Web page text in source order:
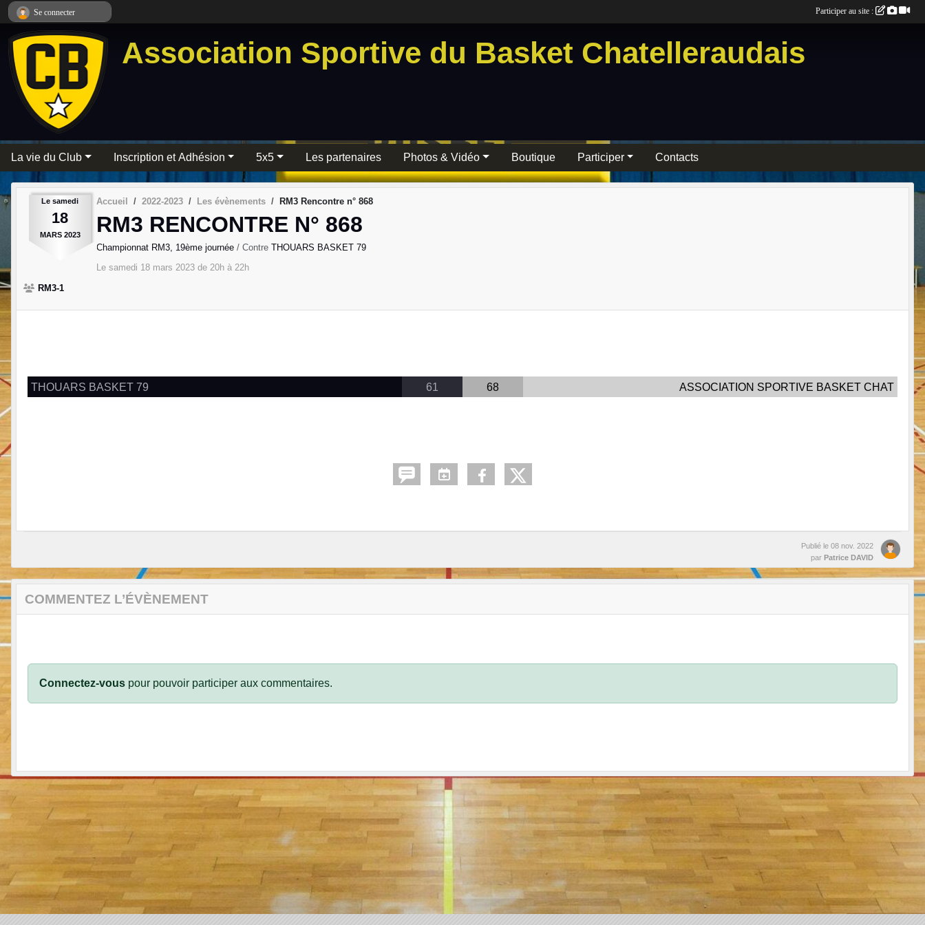
Association Sportive du Basket Chatelleraudais
La vie du Club Inscription et Adhésion 5x5 Les partenaires Photos & Vidéo Boutique Participer Contacts
Le samedi
18
MARS 2023
Accueil 2022-2023 Les évènements RM3 Rencontre n° 868
RM3 RENCONTRE N° 868
Championnat RM3, 19ème journée / Contre THOUARS BASKET 79
Le samedi 18 mars 2023 de 20h à 22h
RM3-1
THOUARS BASKET 79 61 68 ASSOCIATION SPORTIVE BASKET CHAT
Publié le 08 nov. 2022
par Patrice DAVID
COMMENTEZ L’ÉVÈNEMENT
Connectez-vous pour pouvoir participer aux commentaires.
Se connecter Participer au site :
Panneau de gestion des cookies